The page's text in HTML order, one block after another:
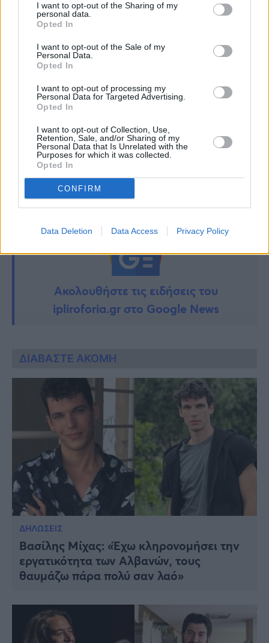
I want to opt-out of the Sharing of my
personal data.
Opted In
I want to opt-out of the Sale of my
Personal Data.
Opted In
I want to opt-out of processing my
Personal Data for Targeted Advertising.
Opted In
I want to opt-out of Collection, Use,
Retention, Sale, and/or Sharing of my
Personal Data that Is Unrelated with the
Purposes for which it was collected.
Opted In
CONFIRM
Data Deletion Data Access Privacy Policy
TAGS:
ΓΙΑΝΝΗΣ ΤΣΟΡΤΕΚΗΣ ΑΥΤΗ Η ΝΥΧΤΑ ΜΕΝΕΙ
ΤΣΟΡΤΕΚΗΣ ΚΑΥΣΗ ΝΕΚΡΩΝ
ΓΙΑΝΝΗΣ ΤΣΟΡΤΕΚΗΣ
ΜΝΗΜΟΣΥΝΟ
Ακολουθήστε τις ειδήσεις του
ipliroforia.gr στο Google News
ΔΙΑΒΑΣΤΕ ΑΚΟΜΗ
ΔΗΛΩΣΕΙΣ
Βασίλης Μίχας: «Έχω κληρονομήσει την
εργατικότητα των Αλβανών, τους
θαυμάζω πάρα πολύ σαν λαό»